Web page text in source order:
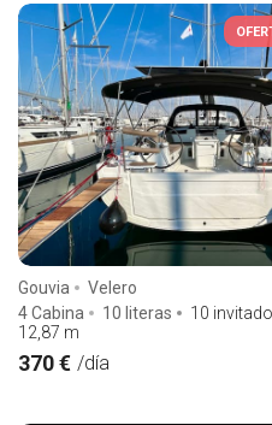
Gouvia
Velero
4 Cabina
10 literas 10
12,87 m
370 € /día